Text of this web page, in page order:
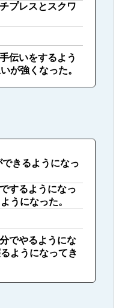
プレスとスクワ
伝いをするよう
が強くなった。
きるようになっ
するようになっ
うになった。
でやるようにな
ようになってき